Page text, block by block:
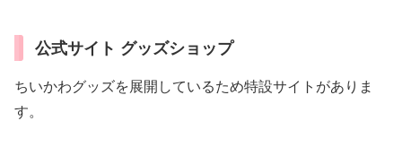
公式サイト グッズショップ
ちいかわグッズを展開しているため特設サイトがありま
す。